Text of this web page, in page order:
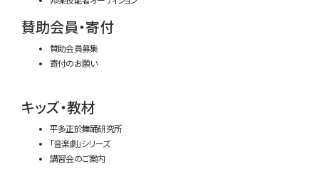
賛助会員・寄付
賛助会員募集
寄付のお願い
キッズ・教材
平多正於舞踊研究所
「音楽劇」シリーズ
講習会のご案内